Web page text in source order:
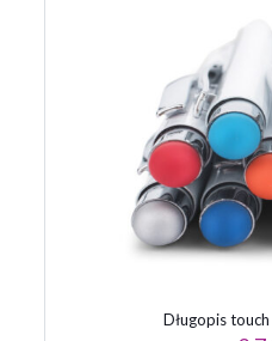
2 z 5
gwiazdek
3
Długopis